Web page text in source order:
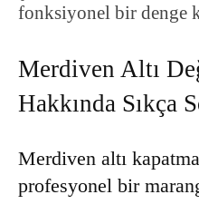
fonksiyonel bir denge
Merdiven Altı
Hakkında Sıkça
Merdiven altı
profesyonel bir